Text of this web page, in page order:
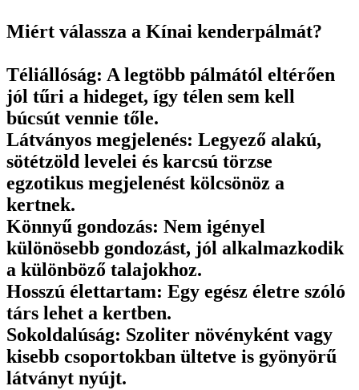
Miért válassza a Kínai kenderpálmát?
Téliállóság: A legtöbb pálmától eltérően
jól tűri a hideget, így télen sem kell
búcsút vennie tőle.
Látványos megjelenés: Legyező alakú,
sötétzöld levelei és karcsú törzse
egzotikus megjelenést kölcsönöz a
kertnek.
Könnyű gondozás: Nem igényel
különösebb gondozást, jól alkalmazkodik
a különböző talajokhoz.
Hosszú élettartam: Egy egész életre szóló
társ lehet a kertben.
Sokoldalúság: Szoliter növényként vagy
kisebb csoportokban ültetve is gyönyörű
látványt nyújt.